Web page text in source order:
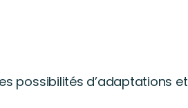
possibilités d’adaptations et